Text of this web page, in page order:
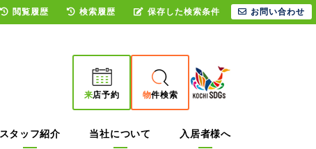
来店予約 物件検索
スタッフ紹介 当社について 入居者様へ
閲覧履歴 検索履歴 保存した検索条件 お問い合わせ